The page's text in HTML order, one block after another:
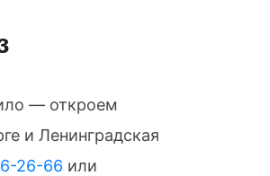
— откроем
и Ленинградская
26-66 или